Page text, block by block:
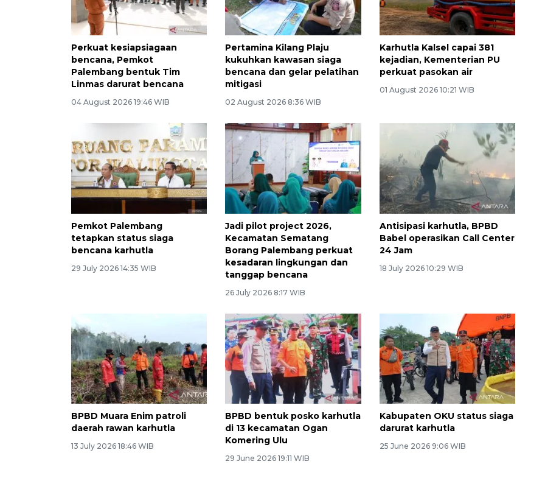
Perkuat kesiapsiagaan
bencana, Pemkot
Palembang bentuk Tim
Linmas darurat bencana
04 August 2026 19:46 WIB
Pertamina Kilang Plaju
kukuhkan kawasan siaga
bencana dan gelar pelatihan
mitigasi
02 August 2026 8:36 WIB
Karhutla Kalsel capai 381
kejadian, Kementerian PU
perkuat pasokan air
01 August 2026 10:21 WIB
Pemkot Palembang
tetapkan status siaga
bencana karhutla
29 July 2026 14:35 WIB
Jadi pilot project 2026,
Kecamatan Sematang
Borang Palembang perkuat
kesadaran lingkungan dan
tanggap bencana
26 July 2026 8:17 WIB
Antisipasi karhutla, BPBD
Babel operasikan Call Center
24 Jam
18 July 2026 10:29 WIB
BPBD Muara Enim patroli
daerah rawan karhutla
13 July 2026 18:46 WIB
BPBD bentuk posko karhutla
di 13 kecamatan Ogan
Komering Ulu
29 June 2026 19:11 WIB
Kabupaten OKU status siaga
darurat karhutla
25 June 2026 9:06 WIB